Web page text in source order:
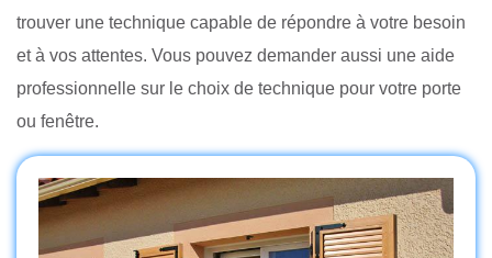
trouver une technique capable de répondre à votre besoin
et à vos attentes. Vous pouvez demander aussi une aide
professionnelle sur le choix de technique pour votre porte
ou fenêtre.